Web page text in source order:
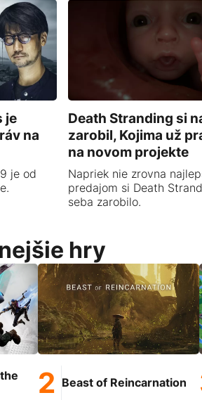
je
na
je od
Death Stranding si
zarobil, Kojima už
na novom projekte
Napriek nie zrovna
predajom si Death
seba zarobilo.
hry
Beast of Reincarnation